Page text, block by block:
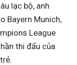
lạc bộ, anh
Bayern Munich,
League
thi đấu của